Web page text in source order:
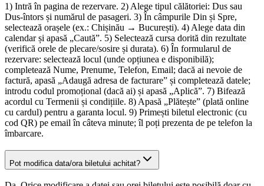
1) Intră în pagina de rezervare. 2) Alege tipul călătoriei: Dus sau
Dus-întors și numărul de pasageri. 3) În câmpurile Din și Spre,
selectează orașele (ex.: Chișinău → București). 4) Alege data din
calendar și apasă „Caută”. 5) Selectează cursa dorită din rezultate
(verifică orele de plecare/sosire și durata). 6) În formularul de
rezervare: selectează locul (unde opțiunea e disponibilă);
completează Nume, Prenume, Telefon, Email; dacă ai nevoie de
factură, apasă „Adaugă adresa de facturare” și completează datele;
introdu codul promoțional (dacă ai) și apasă „Aplică”. 7) Bifează
acordul cu Termenii și condițiile. 8) Apasă „Plătește” (plată online
cu cardul) pentru a garanta locul. 9) Primești biletul electronic (cu
cod QR) pe email în câteva minute; îl poți prezenta de pe telefon la
îmbarcare.
Pot modifica data/ora biletului achitat?